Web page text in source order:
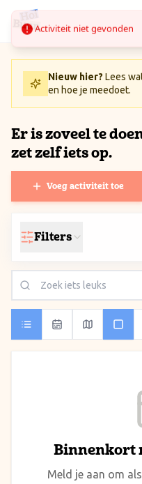
Ga naar inhoud / Skip to
Nieuw hier? Lees
en hoe je meedoet.
Er is zoveel te
zet zelf iets op.
Voeg activiteit toe
Filters
Binnenkort
Meld je aan om
Activiteit niet gevonden